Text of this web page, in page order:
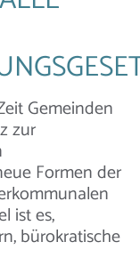
Gemeinden
zur
Formen der
ist es,
bürokratische